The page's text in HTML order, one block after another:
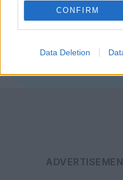
CONFIRM
Data Deletion
News
για